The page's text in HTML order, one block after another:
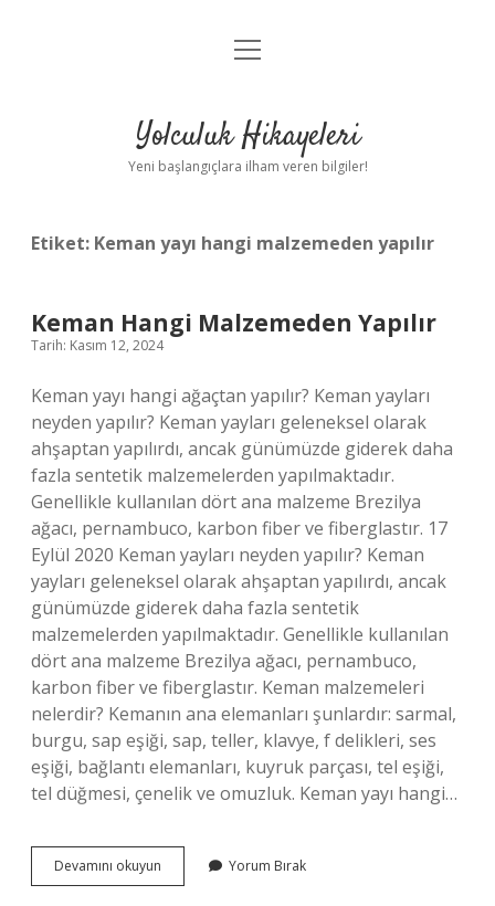
Anasayfa
Yasal Uyarı
menüyü
Yolculuk Hikayeleri
Yeni başlangıçlara ilham veren bilgiler!
Etiket: Keman yayı hangi malzemeden yapılır
Keman Hangi Malzemeden Yapılır
Tarih: Kasım 12, 2024
Keman yayı hangi ağaçtan yapılır? Keman yayları
neyden yapılır? Keman yayları geleneksel olarak
ahşaptan yapılırdı, ancak günümüzde giderek daha
fazla sentetik malzemelerden yapılmaktadır.
Genellikle kullanılan dört ana malzeme Brezilya
ağacı, pernambuco, karbon fiber ve fiberglastır. 17
Eylül 2020 Keman yayları neyden yapılır? Keman
yayları geleneksel olarak ahşaptan yapılırdı, ancak
günümüzde giderek daha fazla sentetik
malzemelerden yapılmaktadır. Genellikle kullanılan
dört ana malzeme Brezilya ağacı, pernambuco,
karbon fiber ve fiberglastır. Keman malzemeleri
nelerdir? Kemanın ana elemanları şunlardır: sarmal,
burgu, sap eşiği, sap, teller, klavye, f delikleri, ses
eşiği, bağlantı elemanları, kuyruk parçası, tel eşiği,
tel düğmesi, çenelik ve omuzluk. Keman yayı hangi…
Devamını okuyun
Hangi
Yorum Bırak